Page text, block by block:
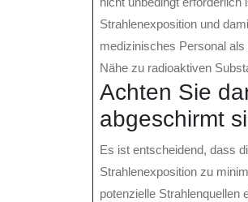
Strahlenexposition und
medizinisches Personal
Nähe zu radioaktiven
Achten Sie
abgeschirmt
Es ist entscheidend, dass
Strahlenexposition zu
potenzielle Strahlenquellen